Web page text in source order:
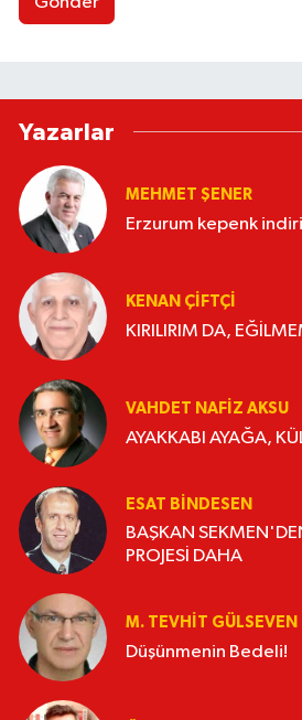
Yazarlar
MEHMET ŞENER
Erzurum kepenk
KENAN ÇİFTÇİ
KIRILIRIM DA,
VAHDET NAFIZ AKSU
AYAKKABI AYAĞA,
ESAT BİNDESEN
BAŞKAN
PROJESİ DAHA
M. TEVHIT GÜLSEVEN
Düşünmenin Bedeli!